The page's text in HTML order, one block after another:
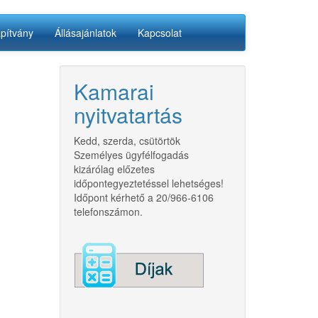
Állásajánlatok Kapcsolat
Kamarai
nyitvatartás
Kedd, szerda, csütörtök
Személyes ügyfélfogadás
kizárólag előzetes
időpontegyeztetéssel lehetséges!
Időpont kérhető a 20/966-6106
telefonszámon.